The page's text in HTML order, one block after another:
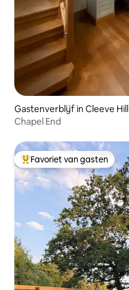
Gastenverblijf in Cleeve Hill
Chapel End
Topfavoriet van gasten
Favoriet van gasten